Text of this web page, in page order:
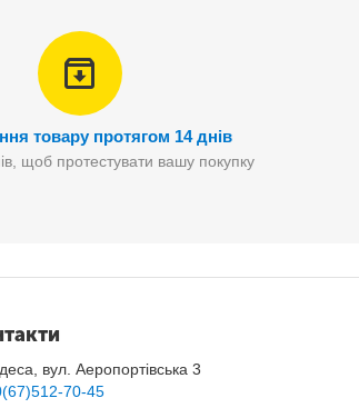
товару протягом 14 днів
щоб протестувати вашу покупку
вул. Аеропортівська 3
70-45